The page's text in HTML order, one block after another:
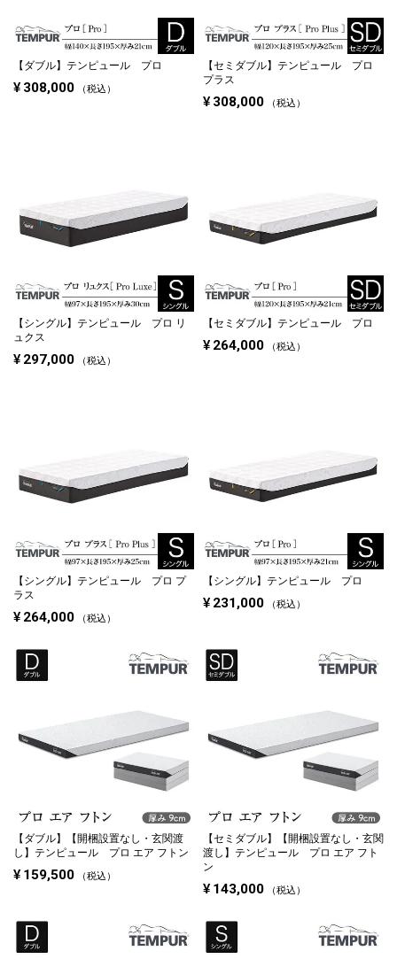
【ダブル】 テンピュール プロ
¥ 308,000 税込
【セミダブル】 テンピュール プロ
プラス
¥ 308,000 税込
【シングル】 テンピュール プロ リ
ュクス
¥ 297,000 税込
【セミダブル】 テンピュール プロ
¥ 264,000 税込
【シングル】 テンピュール プロ プ
ラス
¥ 264,000 税込
【シングル】 テンピュール プロ
¥ 231,000 税込
【ダブル】
【開梱設置なし・玄関渡
し】テンピュール プロ エア フトン
¥ 159,500 税込
【セミダブル】
【開梱設置なし・玄関
渡し】テンピュール プロ エア フト
ン
¥ 143,000 税込